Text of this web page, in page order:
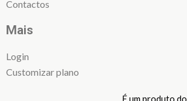
Contactos
Mais
Login
Customizar plano